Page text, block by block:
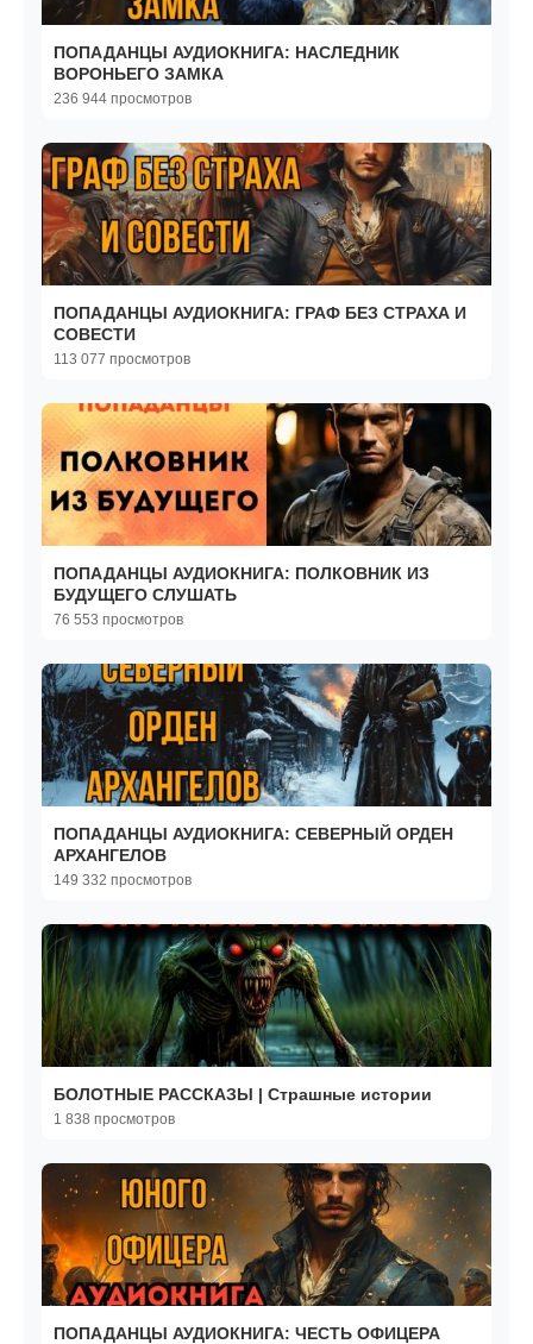
ПОПАДАНЦЫ АУДИОКНИГА: НАСЛЕДНИК
ВОРОНЬЕГО ЗАМКА
236 944 просмотров
ПОПАДАНЦЫ АУДИОКНИГА: ГРАФ БЕЗ СТРАХА И
СОВЕСТИ
113 077 просмотров
ПОПАДАНЦЫ АУДИОКНИГА: ПОЛКОВНИК ИЗ
БУДУЩЕГО СЛУШАТЬ
76 553 просмотров
ПОПАДАНЦЫ АУДИОКНИГА: СЕВЕРНЫЙ ОРДЕН
АРХАНГЕЛОВ
149 332 просмотров
БОЛОТНЫЕ РАССКАЗЫ | Страшные истории
1 838 просмотров
ПОПАДАНЦЫ АУДИОКНИГА: ЧЕСТЬ ОФИЦЕРА